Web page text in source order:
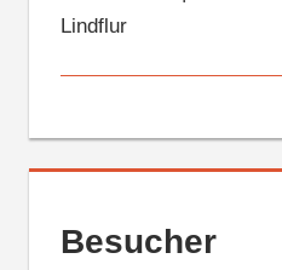
Lindflur
Besucher